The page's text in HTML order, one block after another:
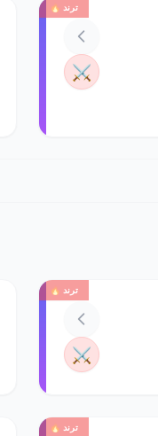
ترند 🔥
⚔️
ترند 🔥
⚔️
ترند 🔥